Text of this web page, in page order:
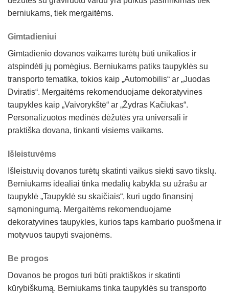
berniukams, tiek mergaitėms.
Gimtadieniui
Gimtadienio dovanos vaikams turėtų būti unikalios ir
atspindėti jų pomėgius. Berniukams patiks taupyklės su
transporto tematika, tokios kaip „Automobilis“ ar „Juodas
Dviratis“. Mergaitėms rekomenduojame dekoratyvines
taupykles kaip „Vaivorykštė“ ar „Žydras Kačiukas“.
Personalizuotos medinės dėžutės yra universali ir
praktiška dovana, tinkanti visiems vaikams.
Išleistuvėms
Išleistuvių dovanos turėtų skatinti vaikus siekti savo tikslų.
Berniukams idealiai tinka medalių kabykla su užrašu ar
taupyklė „Taupyklė su skaičiais“, kuri ugdo finansinį
sąmoningumą. Mergaitėms rekomenduojame
dekoratyvines taupykles, kurios taps kambario puošmena ir
motyvuos taupyti svajonėms.
Be progos
Dovanos be progos turi būti praktiškos ir skatinti
kūrybiškumą. Berniukams tinka taupyklės su transporto